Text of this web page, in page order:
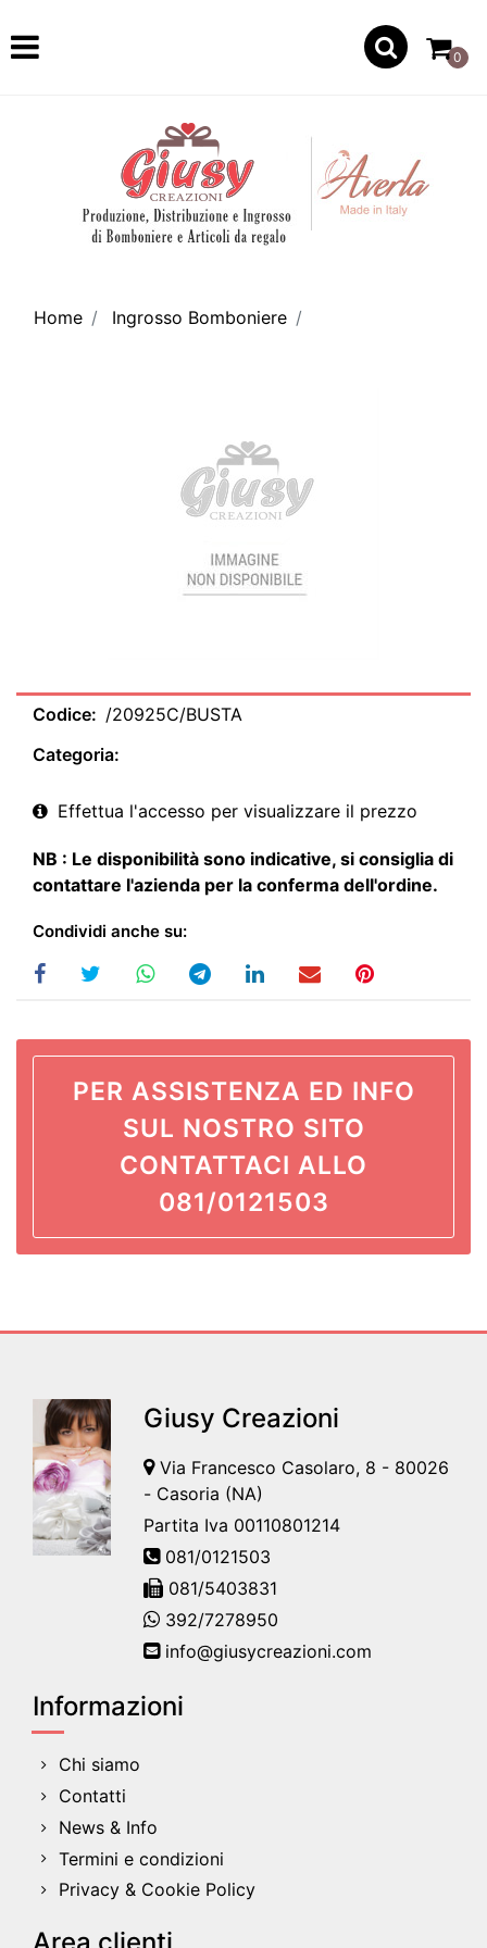
Open
0
Home Ingrosso Bomboniere
Codice: /20925C/BUSTA
Categoria:
Effettua l'accesso per visualizzare il prezzo
NB : Le disponibilità sono indicative, si consiglia di
contattare l'azienda per la conferma dell'ordine.
Condividi anche su:
PER ASSISTENZA ED INFO
SUL NOSTRO SITO
CONTATTACI ALLO
081/0121503
Giusy Creazioni
Via Francesco Casolaro, 8 - 80026
- Casoria (NA)
Partita Iva 00110801214
081/0121503
081/5403831
392/7278950
info@giusycreazioni.com
Informazioni
Chi siamo
Contatti
News & Info
Termini e condizioni
Privacy & Cookie Policy